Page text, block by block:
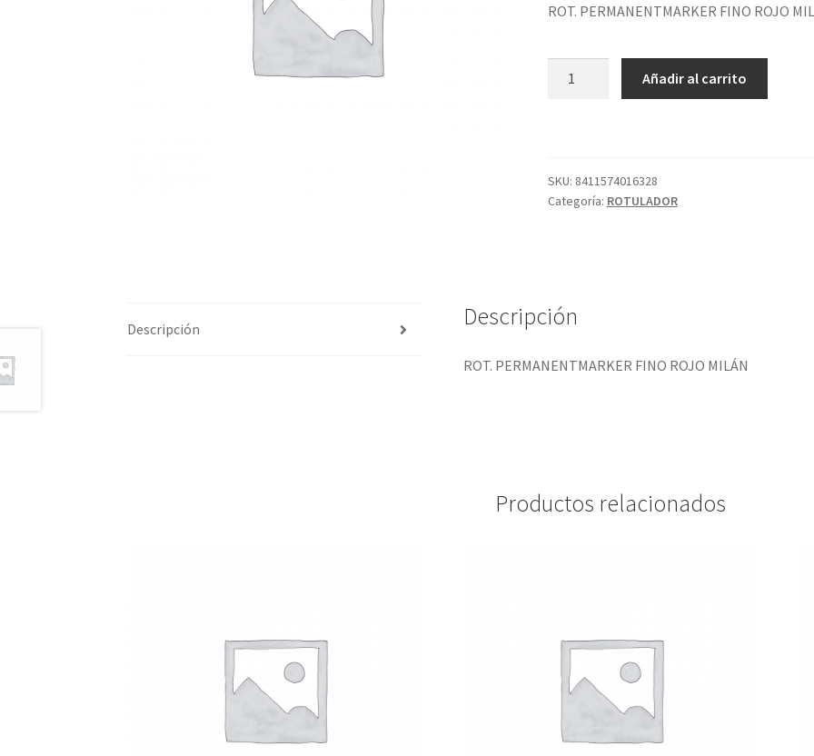
ROT. PERMANENTMARKER FINO ROJO
cantidad
Añadir al carrito
SKU: 8411574016328
Categoría: ROTULADOR
Descripción Descripción
ROT. PERMANENTMARKER FINO ROJO MILÁN
Productos relacionados